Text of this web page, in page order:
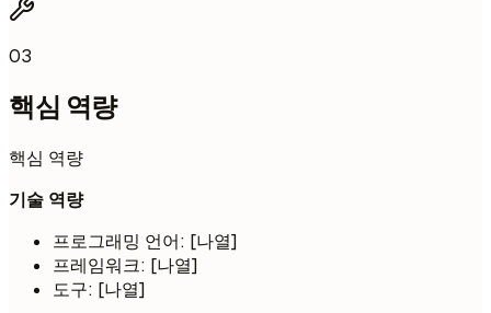
03
핵심 역량
핵심 역량
기술 역량
프로그래밍 언어: [나열]
프레임워크: [나열]
도구: [나열]